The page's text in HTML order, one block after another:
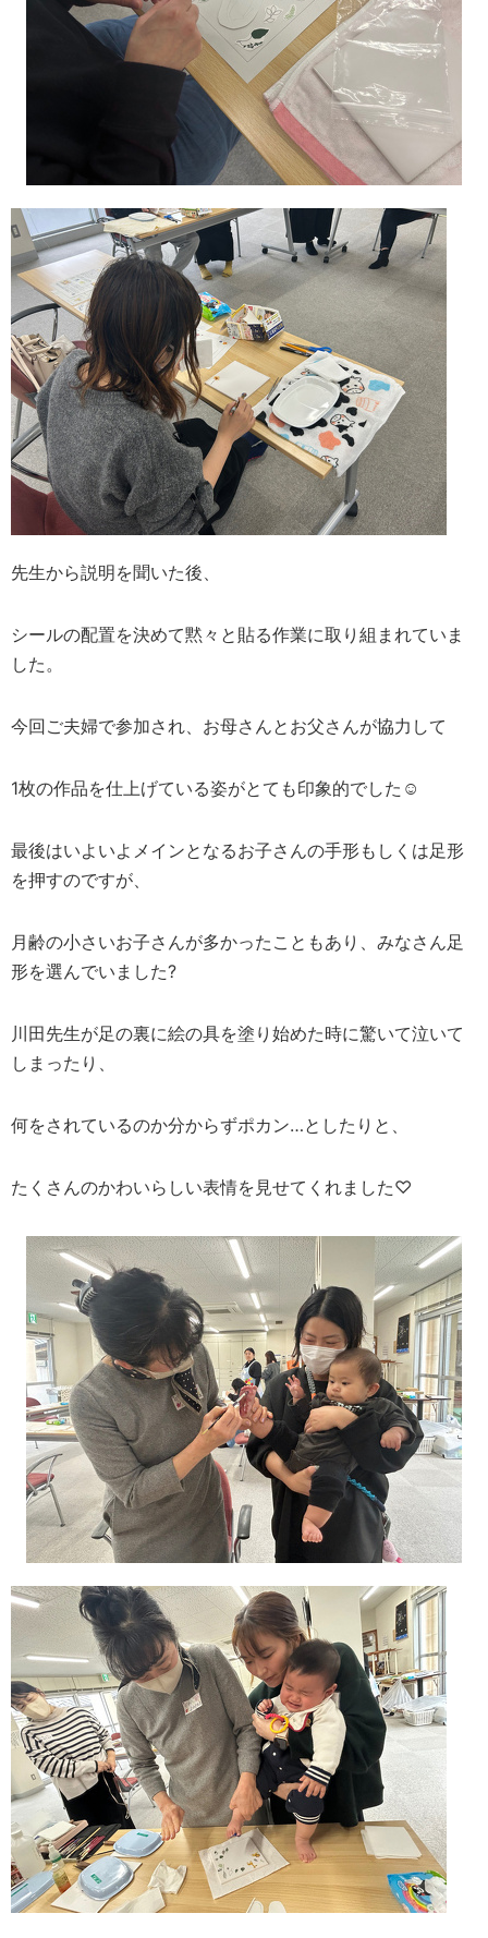
先生から説明を聞いた後、
シールの配置を決めて黙々と貼る作業に取り組まれていま
した。
今回ご夫婦で参加され、お母さんとお父さんが協力して
1枚の作品を仕上げている姿がとても印象的でした☺
最後はいよいよメインとなるお子さんの手形もしくは足形
を押すのですが、
月齢の小さいお子さんが多かったこともあり、みなさん足
形を選んでいました?
川田先生が足の裏に絵の具を塗り始めた時に驚いて泣いて
しまったり、
何をされているのか分からずポカン…としたりと、
たくさんのかわいらしい表情を見せてくれました♡